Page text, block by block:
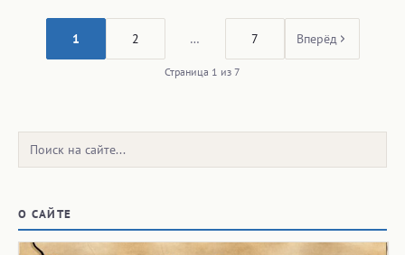
1 2 … 7 Вперёд
Страница 1 из 7
Поиск:
О САЙТЕ